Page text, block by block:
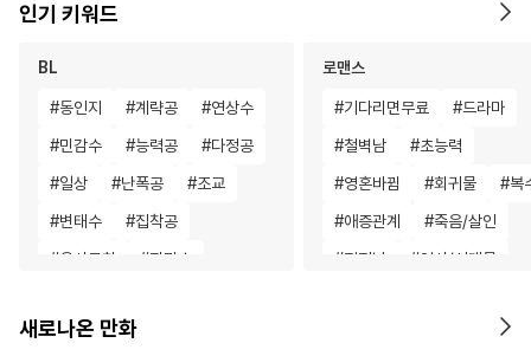
인기 키워드
BL
#동인지 #계략공 #연상수
#민감수 #능력공 #다정공
#일상 #난폭공 #조교
#변태수 #집착공
#유사근친 #잔망수
#성인용품
로맨스
#기다리면무료 #드라마
#철벽남 #초능력
#영혼바뀜 #회귀물 #복
#애증관계 #죽음/살인
#직진남 #역사/시대물
새로나온 만화